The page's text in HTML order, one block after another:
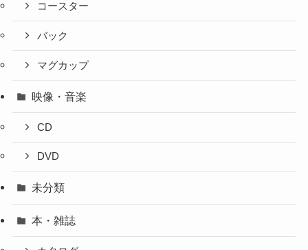
コースター
バック
マグカップ
映像・音楽
CD
DVD
未分類
本・雑誌